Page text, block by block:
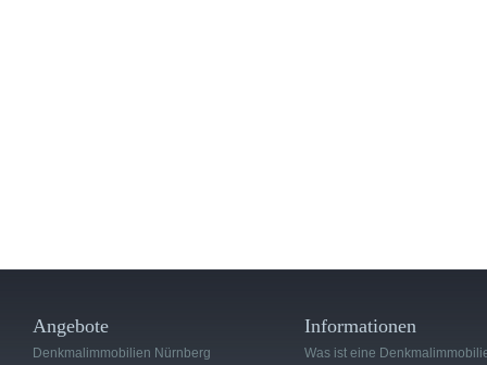
Angebote
Denkmalimmobilien Nürnberg
Informationen
Was ist eine